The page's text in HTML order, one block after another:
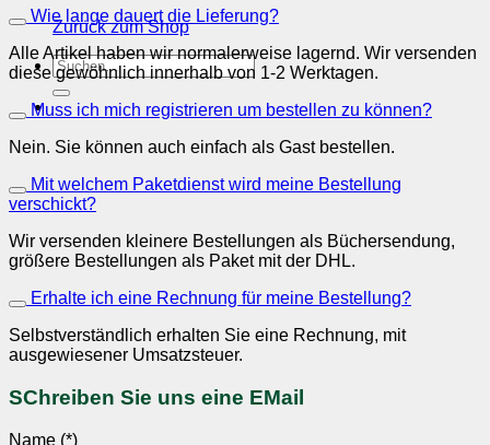
Zurück zum Shop
Suchen
nach:
Wie lange dauert die Lieferung?
Alle Artikel haben wir normalerweise lagernd. Wir versenden
diese gewöhnlich innerhalb von 1-2 Werktagen.
Muss ich mich registrieren um bestellen zu können?
Nein. Sie können auch einfach als Gast bestellen.
Mit welchem Paketdienst wird meine Bestellung
verschickt?
Wir versenden kleinere Bestellungen als Büchersendung,
größere Bestellungen als Paket mit der DHL.
Erhalte ich eine Rechnung für meine Bestellung?
Selbstverständlich erhalten Sie eine Rechnung, mit
ausgewiesener Umsatzsteuer.
SChreiben Sie uns eine EMail
Name (*)